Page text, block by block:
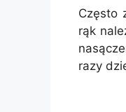
Często
rąk
razy